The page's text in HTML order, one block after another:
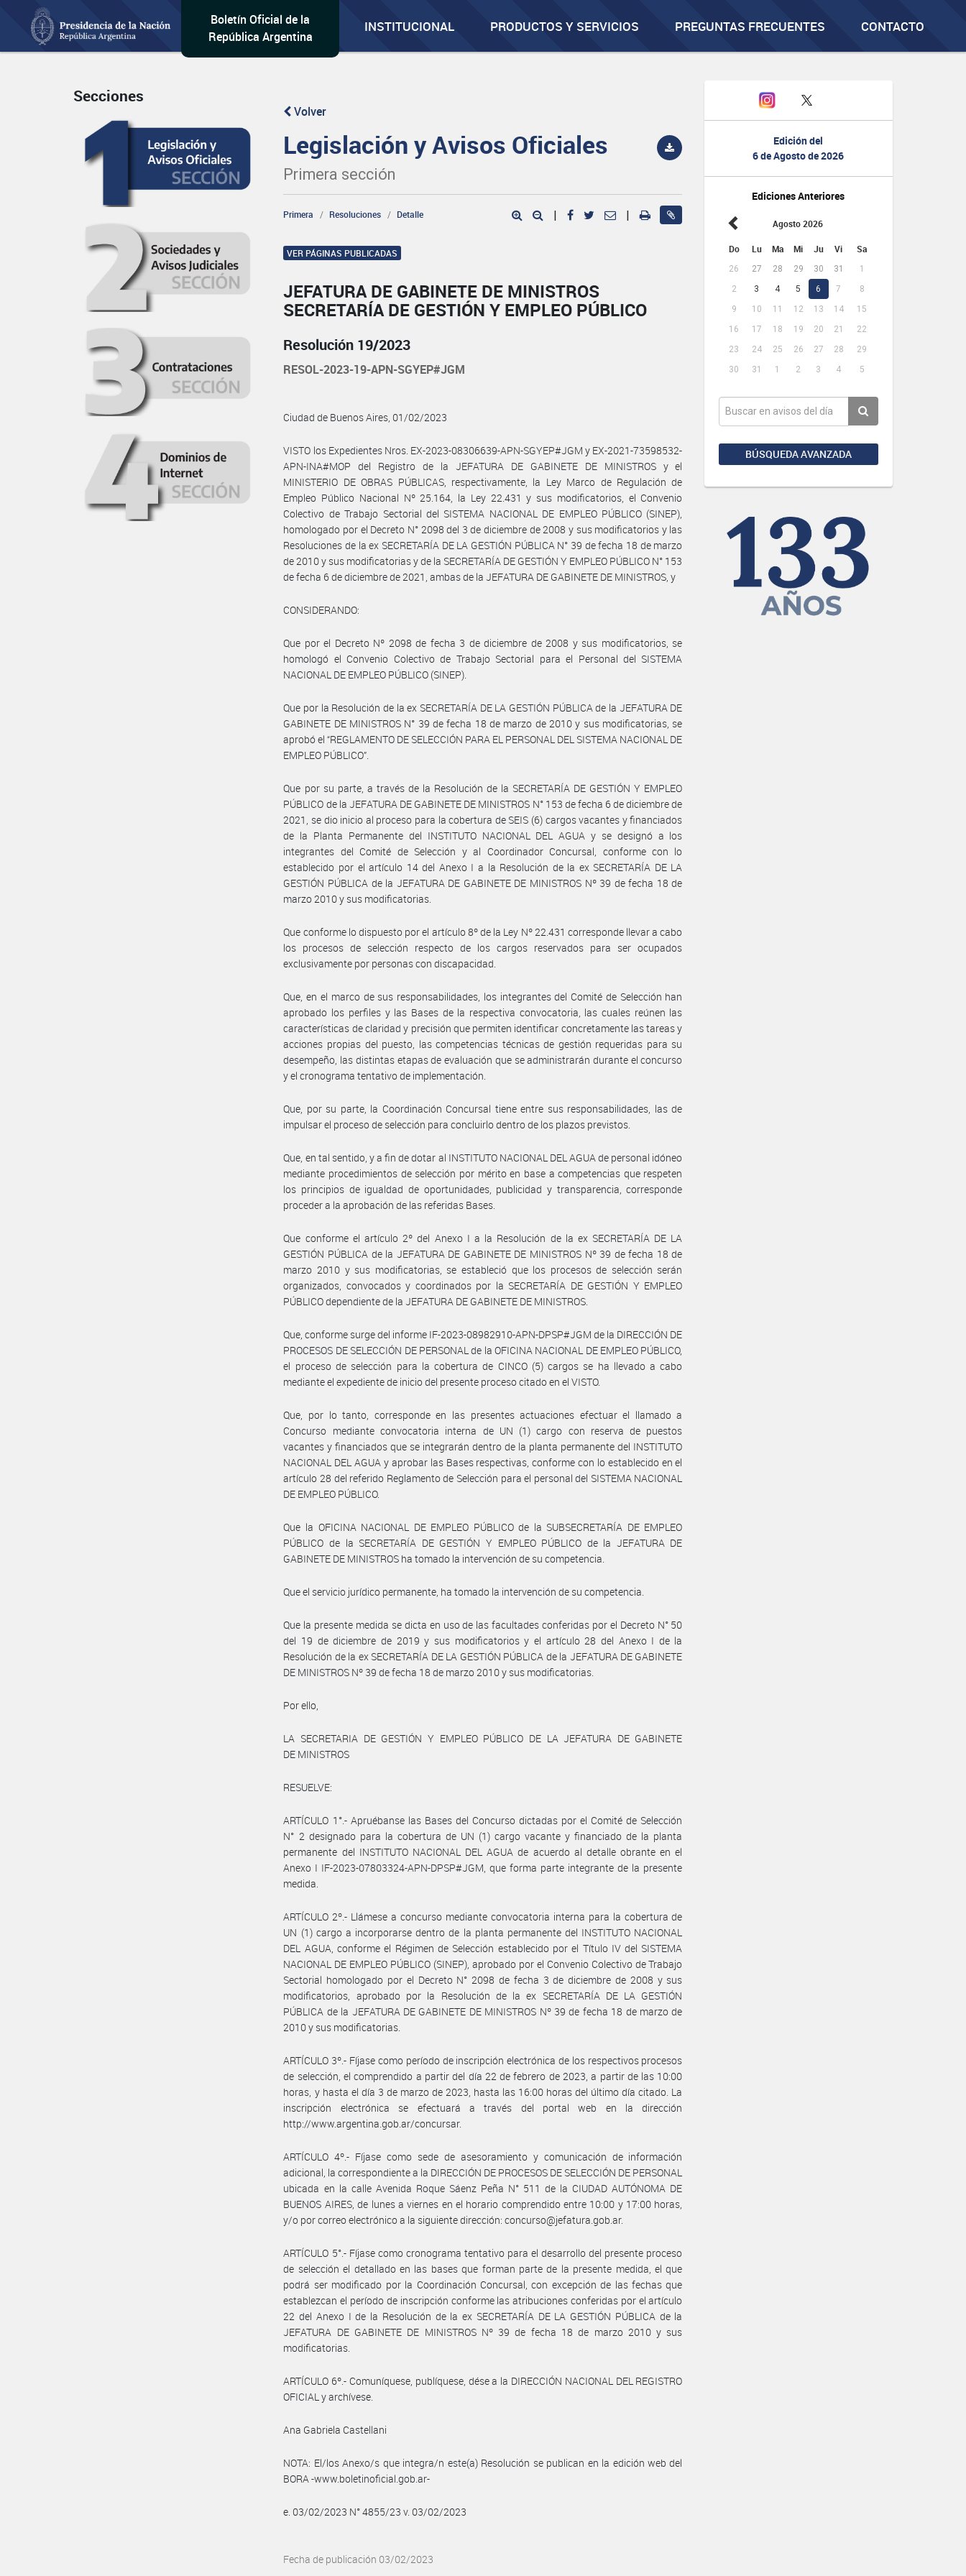
Boletín Oficial de la
República Argentina
INSTITUCIONAL PRODUCTOS Y SERVICIOS PREGUNTAS FRECUENTES CONTACTO
Edición del
6 de Agosto de 2026
Ediciones Anteriores
Agosto 2026
Do Lu Ma Mi Ju Vi Sa
26 27 28 29 30 31
1
2
3 4 5 6 7
8
9
10 11 12 13 14
15
16
17 18 19 20 21
22
23
24 25 26 27 28
29
30
31 1 2 3 4 5
BÚSQUEDA AVANZADA
Secciones
Volver
Legislación y Avisos Oficiales
Primera sección
Primera Resoluciones Detalle | |
VER PÁGINAS PUBLICADAS
JEFATURA DE GABINETE DE MINISTROS
SECRETARÍA DE GESTIÓN Y EMPLEO PÚBLICO
Resolución 19/2023
RESOL-2023-19-APN-SGYEP#JGM
Ciudad de Buenos Aires, 01/02/2023
VISTO los Expedientes Nros. EX-2023-08306639-APN-SGYEP#JGM y EX-2021-73598532-
APN-INA#MOP del Registro de la JEFATURA DE GABINETE DE MINISTROS y el
MINISTERIO DE OBRAS PÚBLICAS, respectivamente, la Ley Marco de Regulación de
Empleo Público Nacional Nº 25.164, la Ley 22.431 y sus modificatorios, el Convenio
Colectivo de Trabajo Sectorial del SISTEMA NACIONAL DE EMPLEO PÚBLICO (SINEP),
homologado por el Decreto N° 2098 del 3 de diciembre de 2008 y sus modificatorios y las
Resoluciones de la ex SECRETARÍA DE LA GESTIÓN PÚBLICA N° 39 de fecha 18 de marzo
de 2010 y sus modificatorias y de la SECRETARÍA DE GESTIÓN Y EMPLEO PÚBLICO N° 153
de fecha 6 de diciembre de 2021, ambas de la JEFATURA DE GABINETE DE MINISTROS, y
CONSIDERANDO:
Que por el Decreto Nº 2098 de fecha 3 de diciembre de 2008 y sus modificatorios, se
homologó el Convenio Colectivo de Trabajo Sectorial para el Personal del SISTEMA
NACIONAL DE EMPLEO PÚBLICO (SINEP).
Que por la Resolución de la ex SECRETARÍA DE LA GESTIÓN PÚBLICA de la JEFATURA DE
GABINETE DE MINISTROS N° 39 de fecha 18 de marzo de 2010 y sus modificatorias, se
aprobó el “REGLAMENTO DE SELECCIÓN PARA EL PERSONAL DEL SISTEMA NACIONAL DE
EMPLEO PÚBLICO”.
Que por su parte, a través de la Resolución de la SECRETARÍA DE GESTIÓN Y EMPLEO
PÚBLICO de la JEFATURA DE GABINETE DE MINISTROS N° 153 de fecha 6 de diciembre de
2021, se dio inicio al proceso para la cobertura de SEIS (6) cargos vacantes y financiados
de la Planta Permanente del INSTITUTO NACIONAL DEL AGUA y se designó a los
integrantes del Comité de Selección y al Coordinador Concursal, conforme con lo
establecido por el artículo 14 del Anexo I a la Resolución de la ex SECRETARÍA DE LA
GESTIÓN PÚBLICA de la JEFATURA DE GABINETE DE MINISTROS Nº 39 de fecha 18 de
marzo 2010 y sus modificatorias.
Que conforme lo dispuesto por el artículo 8º de la Ley Nº 22.431 corresponde llevar a cabo
los procesos de selección respecto de los cargos reservados para ser ocupados
exclusivamente por personas con discapacidad.
Que, en el marco de sus responsabilidades, los integrantes del Comité de Selección han
aprobado los perfiles y las Bases de la respectiva convocatoria, las cuales reúnen las
características de claridad y precisión que permiten identificar concretamente las tareas y
acciones propias del puesto, las competencias técnicas de gestión requeridas para su
desempeño, las distintas etapas de evaluación que se administrarán durante el concurso
y el cronograma tentativo de implementación.
Que, por su parte, la Coordinación Concursal tiene entre sus responsabilidades, las de
impulsar el proceso de selección para concluirlo dentro de los plazos previstos.
Que, en tal sentido, y a fin de dotar al INSTITUTO NACIONAL DEL AGUA de personal idóneo
mediante procedimientos de selección por mérito en base a competencias que respeten
los principios de igualdad de oportunidades, publicidad y transparencia, corresponde
proceder a la aprobación de las referidas Bases.
Que conforme el artículo 2º del Anexo I a la Resolución de la ex SECRETARÍA DE LA
GESTIÓN PÚBLICA de la JEFATURA DE GABINETE DE MINISTROS Nº 39 de fecha 18 de
marzo 2010 y sus modificatorias, se estableció que los procesos de selección serán
organizados, convocados y coordinados por la SECRETARÍA DE GESTIÓN Y EMPLEO
PÚBLICO dependiente de la JEFATURA DE GABINETE DE MINISTROS.
Que, conforme surge del informe IF-2023-08982910-APN-DPSP#JGM de la DIRECCIÓN DE
PROCESOS DE SELECCIÓN DE PERSONAL de la OFICINA NACIONAL DE EMPLEO PÚBLICO,
el proceso de selección para la cobertura de CINCO (5) cargos se ha llevado a cabo
mediante el expediente de inicio del presente proceso citado en el VISTO.
Que, por lo tanto, corresponde en las presentes actuaciones efectuar el llamado a
Concurso mediante convocatoria interna de UN (1) cargo con reserva de puestos
vacantes y financiados que se integrarán dentro de la planta permanente del INSTITUTO
NACIONAL DEL AGUA y aprobar las Bases respectivas, conforme con lo establecido en el
artículo 28 del referido Reglamento de Selección para el personal del SISTEMA NACIONAL
DE EMPLEO PÚBLICO.
Que la OFICINA NACIONAL DE EMPLEO PÚBLICO de la SUBSECRETARÍA DE EMPLEO
PÚBLICO de la SECRETARÍA DE GESTIÓN Y EMPLEO PÚBLICO de la JEFATURA DE
GABINETE DE MINISTROS ha tomado la intervención de su competencia.
Que el servicio jurídico permanente, ha tomado la intervención de su competencia.
Que la presente medida se dicta en uso de las facultades conferidas por el Decreto N° 50
del 19 de diciembre de 2019 y sus modificatorios y el artículo 28 del Anexo I de la
Resolución de la ex SECRETARÍA DE LA GESTIÓN PÚBLICA de la JEFATURA DE GABINETE
DE MINISTROS Nº 39 de fecha 18 de marzo 2010 y sus modificatorias.
Por ello,
LA SECRETARIA DE GESTIÓN Y EMPLEO PÚBLICO DE LA JEFATURA DE GABINETE
DE MINISTROS
RESUELVE:
ARTÍCULO 1°.- Apruébanse las Bases del Concurso dictadas por el Comité de Selección
N° 2 designado para la cobertura de UN (1) cargo vacante y financiado de la planta
permanente del INSTITUTO NACIONAL DEL AGUA de acuerdo al detalle obrante en el
Anexo I IF-2023-07803324-APN-DPSP#JGM, que forma parte integrante de la presente
medida.
ARTÍCULO 2º.- Llámese a concurso mediante convocatoria interna para la cobertura de
UN (1) cargo a incorporarse dentro de la planta permanente del INSTITUTO NACIONAL
DEL AGUA, conforme el Régimen de Selección establecido por el Título IV del SISTEMA
NACIONAL DE EMPLEO PÚBLICO (SINEP), aprobado por el Convenio Colectivo de Trabajo
Sectorial homologado por el Decreto N° 2098 de fecha 3 de diciembre de 2008 y sus
modificatorios, aprobado por la Resolución de la ex SECRETARÍA DE LA GESTIÓN
PÚBLICA de la JEFATURA DE GABINETE DE MINISTROS Nº 39 de fecha 18 de marzo de
2010 y sus modificatorias.
ARTÍCULO 3º.- Fíjase como período de inscripción electrónica de los respectivos procesos
de selección, el comprendido a partir del día 22 de febrero de 2023, a partir de las 10:00
horas, y hasta el día 3 de marzo de 2023, hasta las 16:00 horas del último día citado. La
inscripción electrónica se efectuará a través del portal web en la dirección
http://www.argentina.gob.ar/concursar.
ARTÍCULO 4º.- Fíjase como sede de asesoramiento y comunicación de información
adicional, la correspondiente a la DIRECCIÓN DE PROCESOS DE SELECCIÓN DE PERSONAL
ubicada en la calle Avenida Roque Sáenz Peña N° 511 de la CIUDAD AUTÓNOMA DE
BUENOS AIRES, de lunes a viernes en el horario comprendido entre 10:00 y 17:00 horas,
y/o por correo electrónico a la siguiente dirección: concurso@jefatura.gob.ar.
ARTÍCULO 5°.- Fíjase como cronograma tentativo para el desarrollo del presente proceso
de selección el detallado en las bases que forman parte de la presente medida, el que
podrá ser modificado por la Coordinación Concursal, con excepción de las fechas que
establezcan el período de inscripción conforme las atribuciones conferidas por el artículo
22 del Anexo I de la Resolución de la ex SECRETARÍA DE LA GESTIÓN PÚBLICA de la
JEFATURA DE GABINETE DE MINISTROS Nº 39 de fecha 18 de marzo 2010 y sus
modificatorias.
ARTÍCULO 6º.- Comuníquese, publíquese, dése a la DIRECCIÓN NACIONAL DEL REGISTRO
OFICIAL y archívese.
Ana Gabriela Castellani
NOTA: El/los Anexo/s que integra/n este(a) Resolución se publican en la edición web del
BORA -www.boletinoficial.gob.ar-
e. 03/02/2023 N° 4855/23 v. 03/02/2023
Fecha de publicación 03/02/2023